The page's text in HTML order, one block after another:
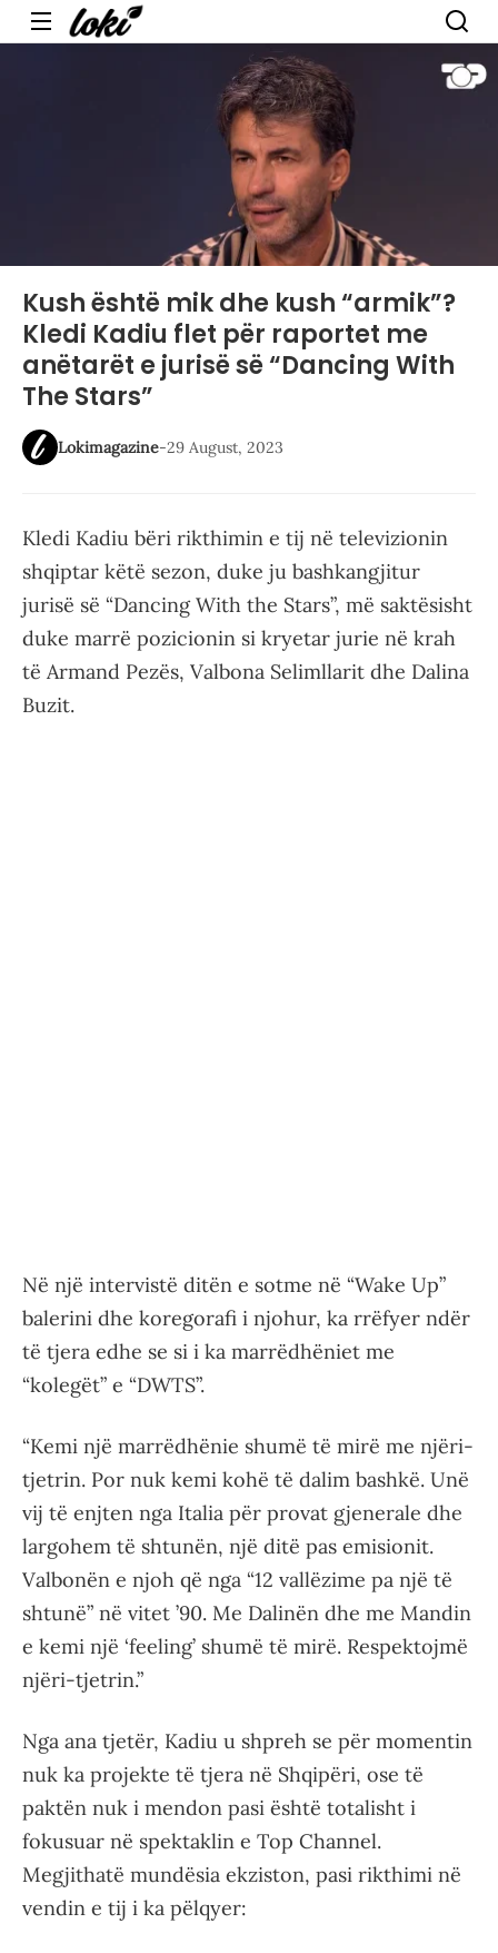
Menu
Kush është mik dhe kush “armik”?
Kledi Kadiu flet për raportet me
anëtarët e jurisë së “Dancing With
The Stars”
Lokimagazine-29 August, 2023
Kledi Kadiu bëri rikthimin e tij në televizionin
shqiptar këtë sezon, duke ju bashkangjitur
jurisë së “Dancing With the Stars”, më saktësisht
duke marrë pozicionin si kryetar jurie në krah
të Armand Pezës, Valbona Selimllarit dhe Dalina
Buzit.
Në një intervistë ditën e sotme në “Wake Up”
balerini dhe koregorafi i njohur, ka rrëfyer ndër
të tjera edhe se si i ka marrëdhëniet me
“kolegët” e “DWTS”.
“Kemi një marrëdhënie shumë të mirë me njëri-
tjetrin. Por nuk kemi kohë të dalim bashkë. Unë
vij të enjten nga Italia për provat gjenerale dhe
largohem të shtunën, një ditë pas emisionit.
Valbonën e njoh që nga “12 vallëzime pa një të
shtunë” në vitet ’90. Me Dalinën dhe me Mandin
e kemi një ‘feeling’ shumë të mirë. Respektojmë
njëri-tjetrin.”
Nga ana tjetër, Kadiu u shpreh se për momentin
nuk ka projekte të tjera në Shqipëri, ose të
paktën nuk i mendon pasi është totalisht i
fokusuar në spektaklin e Top Channel.
Megjithatë mundësia ekziston, pasi rikthimi në
vendin e tij i ka pëlqyer: